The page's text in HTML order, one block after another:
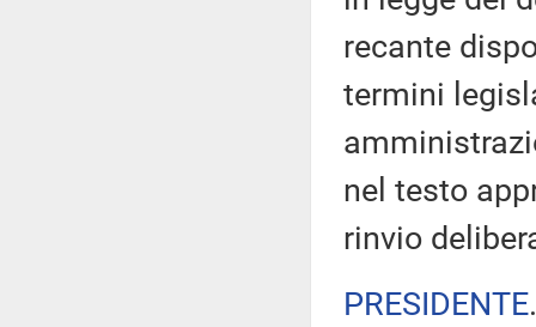
recante
termini
nel testo
rinvio
PRESIDENTE